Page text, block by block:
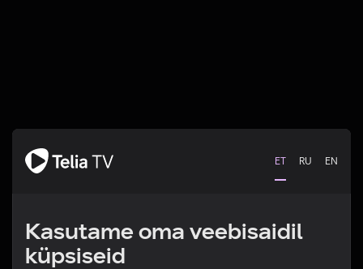
ET RU EN
Kasutame oma veebisaidil
küpsiseid